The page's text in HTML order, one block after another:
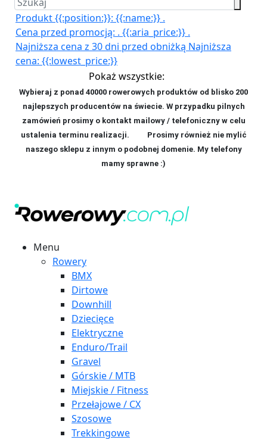
Produkt {{:position:}}: {{:name:}} .
Cena przed promocją: . {{:aria_price:}} .
Najniższa cena z 30 dni przed obniżką Najniższa
cena: {{:lowest_price:}}
Pokaż wszystkie:
Wybieraj z ponad 40000 rowerowych produktów od blisko 200
najlepszych producentów na świecie. W przypadku pilnych
zamówień prosimy o kontakt mailowy / telefoniczny w celu
ustalenia terminu realizacji. Prosimy również nie mylić
naszego sklepu z innym o podobnej domenie. My telefony
mamy sprawne :)
Menu
Rowery
BMX
Dirtowe
Downhill
Dziecięce
Elektryczne
Enduro/Trail
Gravel
Górskie / MTB
Miejskie / Fitness
Przełajowe / CX
Szosowe
Trekkingowe